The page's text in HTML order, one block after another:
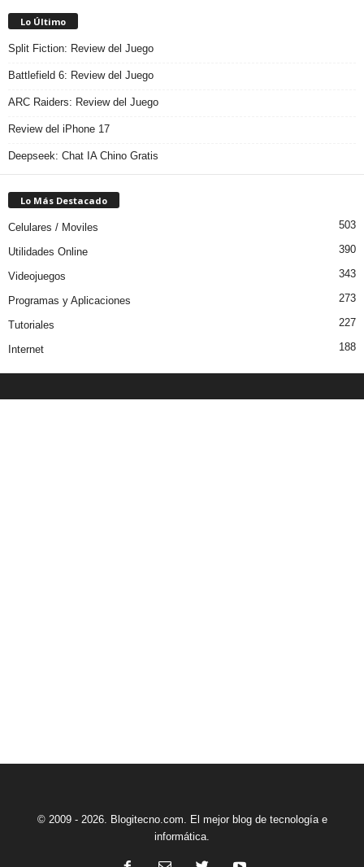
Lo Último
Split Fiction: Review del Juego
Battlefield 6: Review del Juego
ARC Raiders: Review del Juego
Review del iPhone 17
Deepseek: Chat IA Chino Gratis
Lo Más Destacado
Celulares / Moviles 503
Utilidades Online 390
Videojuegos 343
Programas y Aplicaciones 273
Tutoriales 227
Internet 188
© 2009 - 2026. Blogitecno.com. El mejor blog de tecnología e
informática.